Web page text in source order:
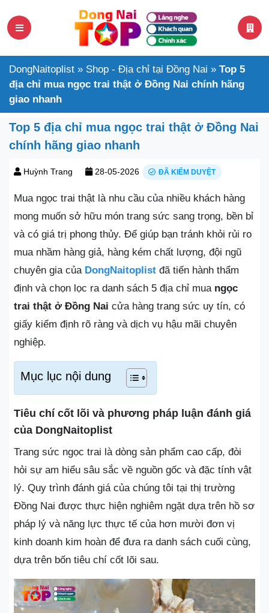
DongNaitoplist » Shop - Địa chỉ tại Đồng Nai » Top 5
địa chỉ mua ngọc trai thật ở Đồng Nai chính hãng
giao nhanh
Top 5 địa chỉ mua ngọc trai thật ở Đồng Nai
chính hãng giao nhanh
Huỳnh Trang 28-05-2026 ĐÃ KIỂM DUYỆT
Mua ngọc trai thật là nhu cầu của nhiều khách hàng
mong muốn sở hữu món trang sức sang trọng, bền bỉ
và có giá trị phong thủy. Để giúp bạn tránh khỏi rủi ro
mua nhầm hàng giả, hàng kém chất lượng, đội ngũ
chuyên gia của DongNaitoplist đã tiến hành thẩm
định và chọn lọc ra danh sách 5 địa chỉ mua ngọc
trai thật ở Đồng Nai cửa hàng trang sức uy tín, có
giấy kiểm định rõ ràng và dịch vụ hậu mãi chuyên
nghiệp.
Mục lục nội dung
Tiêu chí cốt lõi và phương pháp luận đánh giá
của DongNaitoplist
Trang sức ngọc trai là dòng sản phẩm cao cấp, đòi
hỏi sự am hiểu sâu sắc về nguồn gốc và đặc tính vật
lý. Quy trình đánh giá của chúng tôi tại thị trường
Đồng Nai được thực hiện nghiêm ngặt dựa trên hồ sơ
pháp lý và năng lực thực tế của hơn mười đơn vị
kinh doanh kim hoàn để đưa ra danh sách cuối cùng,
dựa trên bốn tiêu chí cốt lõi sau.